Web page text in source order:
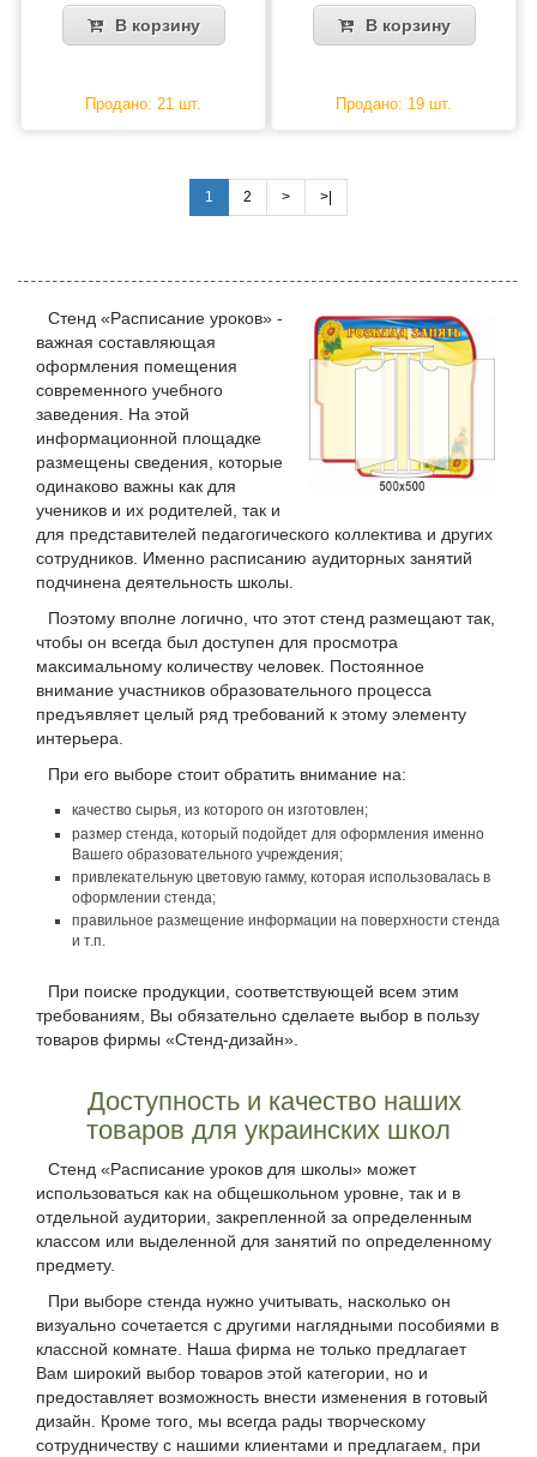
В корзину
Продано: 21 шт.
В корзину
Продано: 19 шт.
1 2 > >|
Стенд «Расписание уроков» -
важная составляющая
оформления помещения
современного учебного
заведения. На этой
информационной площадке
размещены сведения, которые
одинаково важны как для
учеников и их родителей, так и
для представителей педагогического коллектива и других
сотрудников. Именно расписанию аудиторных занятий
подчинена деятельность школы.
Поэтому вполне логично, что этот стенд размещают так,
чтобы он всегда был доступен для просмотра
максимальному количеству человек. Постоянное
внимание участников образовательного процесса
предъявляет целый ряд требований к этому элементу
интерьера.
При его выборе стоит обратить внимание на:
качество сырья, из которого он изготовлен;
размер стенда, который подойдет для оформления именно
Вашего образовательного учреждения;
привлекательную цветовую гамму, которая использовалась в
оформлении стенда;
правильное размещение информации на поверхности стенда
и т.п.
При поиске продукции, соответствующей всем этим
требованиям, Вы обязательно сделаете выбор в пользу
товаров фирмы «Стенд-дизайн».
Доступность и качество наших
товаров для украинских школ
Стенд «Расписание уроков для школы» может
использоваться как на общешкольном уровне, так и в
отдельной аудитории, закрепленной за определенным
классом или выделенной для занятий по определенному
предмету.
При выборе стенда нужно учитывать, насколько он
визуально сочетается с другими наглядными пособиями в
классной комнате. Наша фирма не только предлагает
Вам широкий выбор товаров этой категории, но и
предоставляет возможность внести изменения в готовый
дизайн. Кроме того, мы всегда рады творческому
сотрудничеству с нашими клиентами и предлагаем, при